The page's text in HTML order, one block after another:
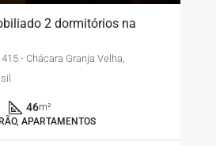
2 dormitórios na
- Chácara Granja Velha,
46m²
APARTAMENTOS